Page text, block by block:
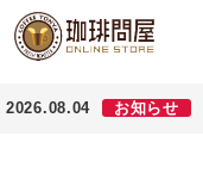
2026.08.04 お知らせ